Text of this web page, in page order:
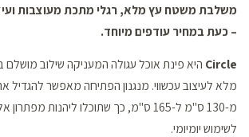
משלבת משטח עץ מלא, רגלי מתכת מעוצבות
– כעת במחיר עודפים מיוחד.
Circle היא פינת אוכל עגולה המעניקה שילוב מושלם
מלא לעיצוב עכשווי. מנגנון הפתיחה מאפשר להגדיל
מ-130 ס"מ ל-165 ס"מ, כך שתוכלו ליהנות
לשימוש יומיומי.